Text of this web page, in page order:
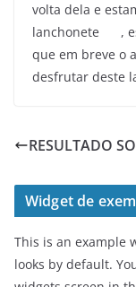
volta dela e
lanchonete
,
que em breve o
desfrutar deste
RESULTADO
Widget de
This is an example
looks by default.